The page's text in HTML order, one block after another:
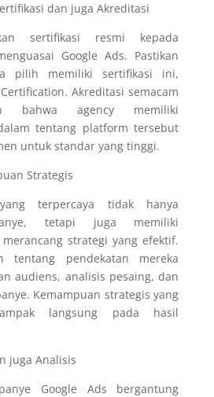
dan juga Akreditasi
sertifikasi resmi kepada
Google Ads. Pastikan
pilih memiliki sertifikasi ini,
Akreditasi semacam
bahwa agency memiliki
tentang platform tersebut
untuk standar yang tinggi.
Strategis
terpercaya tidak hanya
tetapi juga memiliki
strategi yang efektif.
tentang pendekatan mereka
audiens, analisis pesaing, dan
Kemampuan strategis yang
langsung pada hasil
juga Analisis
Google Ads bergantung